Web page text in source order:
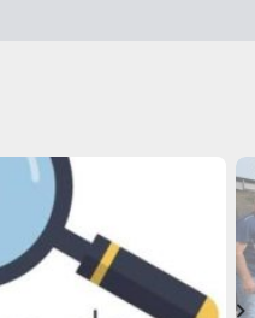
keyboard_arrow_right